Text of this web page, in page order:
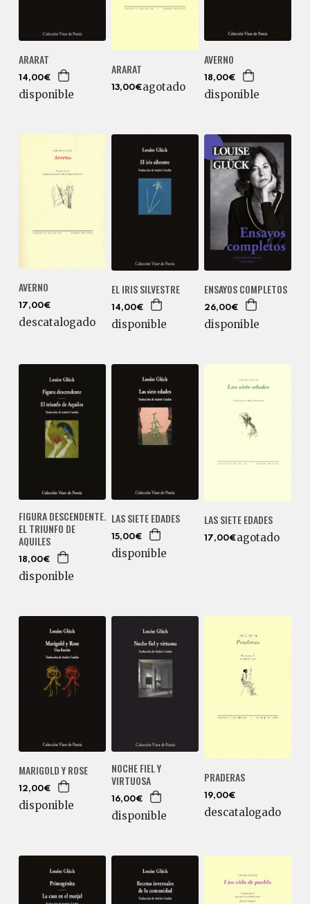
ARARAT
14,00€
disponible
ARARAT
13,00€agotado
AVERNO
18,00€
disponible
AVERNO
17,00€
descatalogado
EL IRIS SILVESTRE
14,00€
disponible
ENSAYOS COMPLETOS
26,00€
disponible
FIGURA DESCENDENTE.
EL TRIUNFO DE
AQUILES
18,00€
disponible
LAS SIETE EDADES
15,00€
disponible
LAS SIETE EDADES
17,00€agotado
MARIGOLD Y ROSE
12,00€
disponible
NOCHE FIEL Y
VIRTUOSA
16,00€
disponible
PRADERAS
19,00€
descatalogado